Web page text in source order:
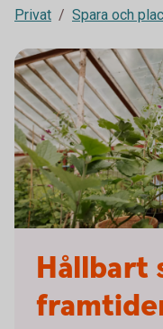
Privat Spara och
Hållbart